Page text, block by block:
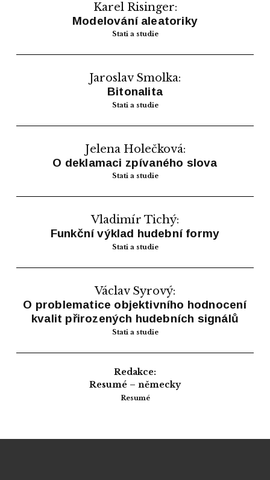
Karel Risinger:
Modelování aleatoriky
Stati a studie
Jaroslav Smolka:
Bitonalita
Stati a studie
Jelena Holečková:
O deklamaci zpívaného slova
Stati a studie
Vladimír Tichý:
Funkční výklad hudební formy
Stati a studie
Václav Syrový:
O problematice objektivního hodnocení
kvalit přirozených hudebních signálů
Stati a studie
Redakce:
Resumé – německy
Resumé